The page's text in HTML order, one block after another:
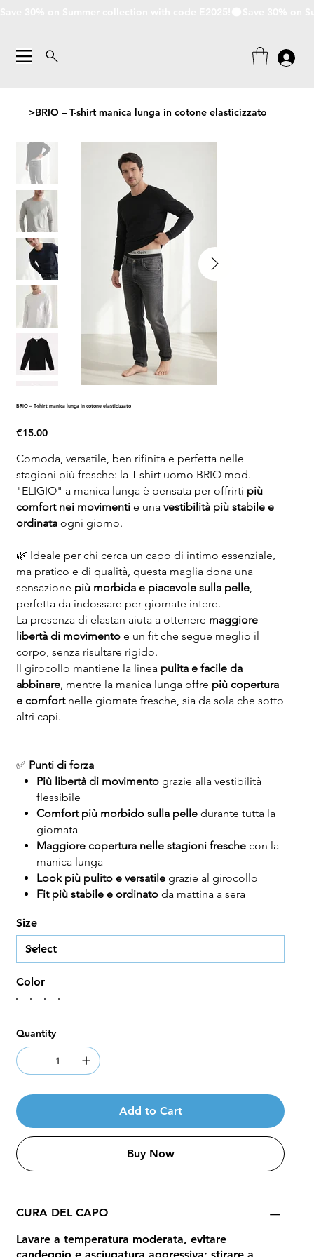
>BRIO – T-shirt manica lunga in cotone elasticizzato
BRIO – T-shirt manica lunga in cotone elasticizzato
Price
€15.00
Comoda, versatile, ben rifinita e perfetta nelle
stagioni più fresche: la T-shirt uomo BRIO mod.
"ELIGIO" a manica lunga è pensata per offrirti più
comfort nei movimentie una vestibilità più stabile e
ordinataogni giorno.
🌿 Ideale per chi cerca un capo di intimo essenziale,
ma pratico e di qualità, questa maglia dona una
sensazione più morbida e piacevole sulla pelle,
perfetta da indossare per giornate intere.
La presenza di elastan aiuta a ottenere maggiore
libertà di movimentoe un fit che segue meglio il
corpo, senza risultare rigido.
Il girocollo mantiene la linea pulita e facile da
abbinare, mentre la manica lunga offre più copertura
e comfortnelle giornate fresche, sia da sola che sotto
altri capi.
✅ Punti di forza
Più libertà di movimentograzie alla vestibilità
flessibile
Comfort più morbido sulla pelledurante tutta la
giornata
Maggiore copertura nelle stagioni freschecon la
manica lunga
Look più pulito e versatilegrazie al girocollo
Fit più stabile e ordinatoda mattina a sera
Size
Color
Quantity
Add to Cart
Buy Now
CURA DEL CAPO
Lavare a temperatura moderata, evitare